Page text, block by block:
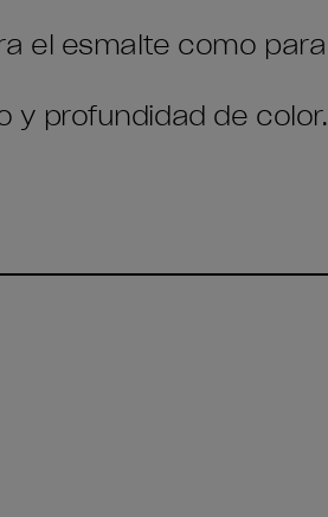
el esmalte como para
y profundidad de color.